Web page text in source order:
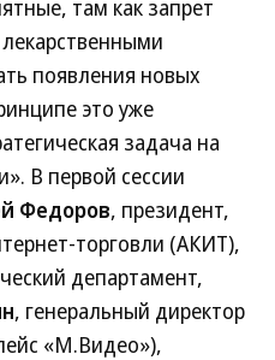
там как запрет
появления новых
это уже
задача на
В первой сессии
Федоров, президент,
торговли (АКИТ),
департамент,
, генеральный директор
«М.Видео»),